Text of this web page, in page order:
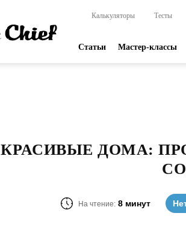
Калькуляторы Тесты
Статьи Мастер-классы
КРАСИВЫЕ ДОМА:
На чтение: 8 минут